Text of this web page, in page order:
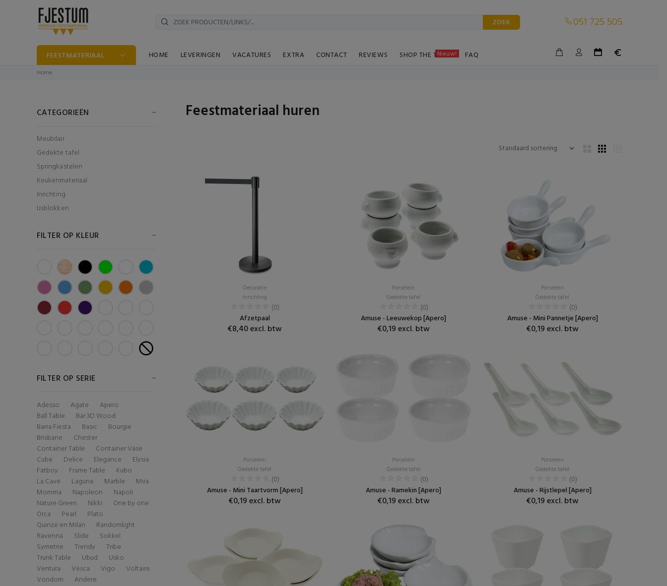
ZOEK 051 725 505
FEESTMATERIAAL HOME LEVERINGEN VACATURES EXTRA CONTACT REVIEWS SHOP THE TABLE
Nieuw! FAQ
Home
CATEGORIEËN
Meubilair
Gedekte tafel
Springkastelen
Keukenmateriaal
Inrichting
IJsblokken
FILTER OP KLEUR
FILTER OP SERIE
Adesso Agate
Apero
Ball Table
Bar 3D Wood
Barra Fiesta
Basic
Bourgie
Brisbane
Chester
Container Table
Container Vase
Cube
Delice Elegance
Elysia
Fatboy
Frame Table
Kubo
La Cave
Laguna Marble
Mira
Momma
Napoleon
Napoli
Nature Green
Nikki
One by one
Orca
Pearl
Plato
Quinze en Milan
Randomlight
Ravenna
Slide
Sokkel
Symetrie
Trendy
Tribe
Trunk Table
Ubud
Usko
Ventura
Vesca Vigo
Voltaire
Vondom
Andere
Feestmateriaal huren
Decoratie
Inrichting
(0)
Afzetpaal
€8,40 excl. btw
Porselein
Gedekte tafel
(0)
Amuse - Leeuwekop [Apero]
€0,19 excl. btw
Porselein
Gedekte tafel
(0)
Amuse - Mini Pannetje [Apero]
€0,19 excl. btw
Porselein
Gedekte tafel
(0)
Amuse - Mini Taartvorm [Apero]
€0,19 excl. btw
Porselein
Gedekte tafel
(0)
Amuse - Ramekin [Apero]
€0,19 excl. btw
Porselein
Gedekte tafel
(0)
Amuse - Rijstlepel [Apero]
€0,19 excl. btw